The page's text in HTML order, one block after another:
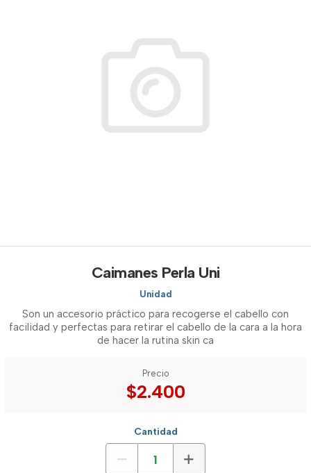
Caimanes Perla Uni
Unidad
Son un accesorio práctico para recogerse el cabello con
facilidad y perfectas para retirar el cabello de la cara a la hora
de hacer la rutina skin ca
Precio
$2.400
Cantidad